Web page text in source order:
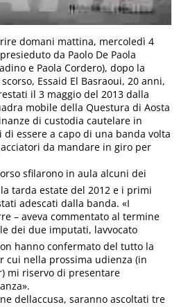
domani mattina, mercoledì 4
da Paolo De Paola
e Paola Cordero), dopo la
Essaid El Basraoui, 20 anni,
il 3 maggio del 2013 dalla
mobile della Questura di Aosta
di custodia cautelare in
essere a capo di una banda volta
da mandare in giro per
sfilarono in aula alcuni dei
tarda estate del 2012 e i primi
adescati dalla banda. «I
– aveva commentato al termine
dei due imputati, lavvocato
hanno confermato del tutto la
cui nella prossima udienza (in
mi riservo di presentare
dellaccusa, saranno ascoltati tre